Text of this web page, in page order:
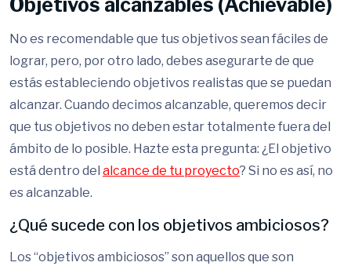
Objetivos alcanzables (Achievable)
No es recomendable que tus objetivos sean fáciles de
lograr, pero, por otro lado, debes asegurarte de que
estás estableciendo objetivos realistas que se puedan
alcanzar. Cuando decimos alcanzable, queremos decir
que tus objetivos no deben estar totalmente fuera del
ámbito de lo posible. Hazte esta pregunta: ¿El objetivo
está dentro del alcance de tu proyecto? Si no es así, no
es alcanzable.
¿Qué sucede con los objetivos ambiciosos?
Los “objetivos ambiciosos” son aquellos que son